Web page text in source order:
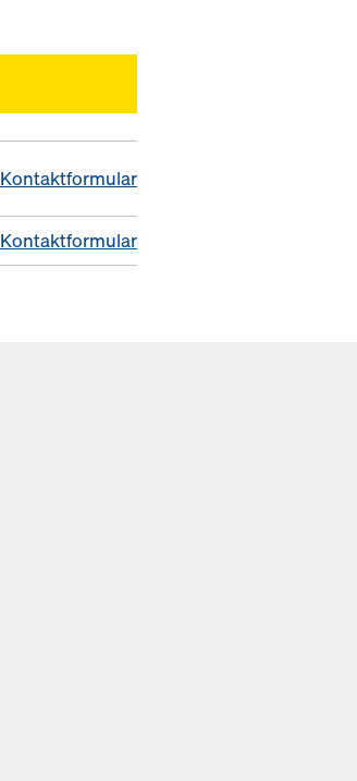
Kontaktformular
Kontaktformular